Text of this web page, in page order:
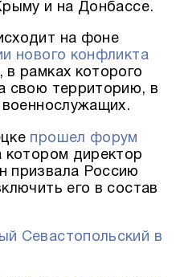
и на Донбассе.
на фоне
нового конфликта
рамках которого
свою территорию, в
военнослужащих.
прошел форум
котором директор
призвала Россию
его в состав
Севастопольский в